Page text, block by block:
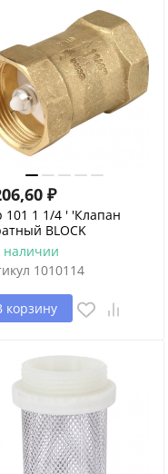
₽
101 1 1/4 ' 'Клапан
BLOCK
наличии
1010114
корзину